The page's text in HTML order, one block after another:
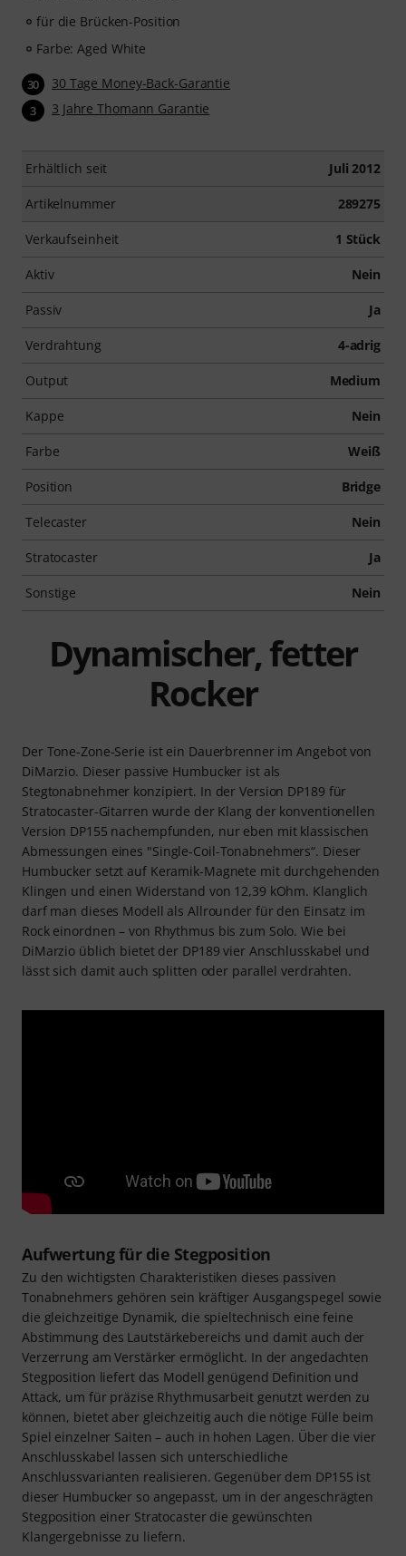
für die Brücken-Position
Farbe: Aged White
30 30 Tage Money-Back-Garantie
3 3 Jahre Thomann Garantie
Erhältlich seit Juli 2012
Artikelnummer 289275
Verkaufseinheit 1 Stück
Aktiv Nein
Passiv Ja
Verdrahtung 4-adrig
Output Medium
Kappe Nein
Farbe Weiß
Position Bridge
Telecaster Nein
Stratocaster Ja
Sonstige Nein
Dynamischer, fetter
Rocker
Der Tone-Zone-Serie ist ein Dauerbrenner im Angebot von
DiMarzio. Dieser passive Humbucker ist als
Stegtonabnehmer konzipiert. In der Version DP189 für
Stratocaster-Gitarren wurde der Klang der konventionellen
Version DP155 nachempfunden, nur eben mit klassischen
Abmessungen eines "Single-Coil-Tonabnehmers“. Dieser
Humbucker setzt auf Keramik-Magnete mit durchgehenden
Klingen und einen Widerstand von 12,39 kOhm. Klanglich
darf man dieses Modell als Allrounder für den Einsatz im
Rock einordnen – von Rhythmus bis zum Solo. Wie bei
DiMarzio üblich bietet der DP189 vier Anschlusskabel und
lässt sich damit auch splitten oder parallel verdrahten.
Aufwertung für die Stegposition
Zu den wichtigsten Charakteristiken dieses passiven
Tonabnehmers gehören sein kräftiger Ausgangspegel sowie
die gleichzeitige Dynamik, die spieltechnisch eine feine
Abstimmung des Lautstärkebereichs und damit auch der
Verzerrung am Verstärker ermöglicht. In der angedachten
Stegposition liefert das Modell genügend Definition und
Attack, um für präzise Rhythmusarbeit genutzt werden zu
können, bietet aber gleichzeitig auch die nötige Fülle beim
Spiel einzelner Saiten – auch in hohen Lagen. Über die vier
Anschlusskabel lassen sich unterschiedliche
Anschlussvarianten realisieren. Gegenüber dem DP155 ist
dieser Humbucker so angepasst, um in der angeschrägten
Stegposition einer Stratocaster die gewünschten
Klangergebnisse zu liefern.